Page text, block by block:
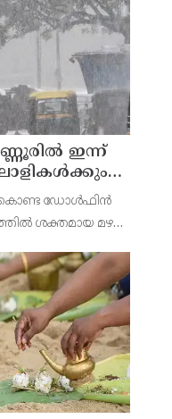
ഇന്ന്
കൊണ്ട ഡോള്‍ഫിന്‍
ശക്തമായ മഴ
നൽകി.സംസ